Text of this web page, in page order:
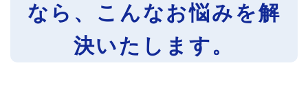
なら、こんなお悩みを解
決いたします。